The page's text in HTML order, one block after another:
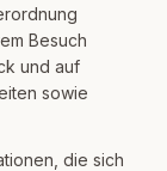
Besuch
und auf
sowie
die sich